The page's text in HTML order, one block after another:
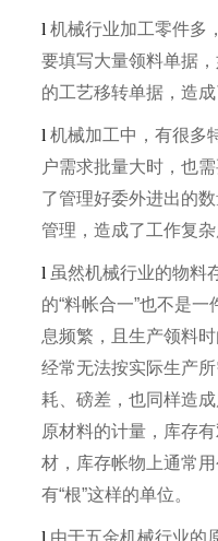
l 机械行业加工零件多
要填写大量领料单据
的工艺移转单据，造成
l 机械加工中，有很多
户需求批量大时，也
了管理好委外进出的
管理，造成了工作复杂
l 虽然机械行业的物料
的“料帐合一”也不是
息频繁，且生产领料
经常无法按实际生产
耗、磅差，也同样造
原材料的计量，库存
材，库存帐物上通常
有“根”这样的单位。
l 由于五金机械行业的